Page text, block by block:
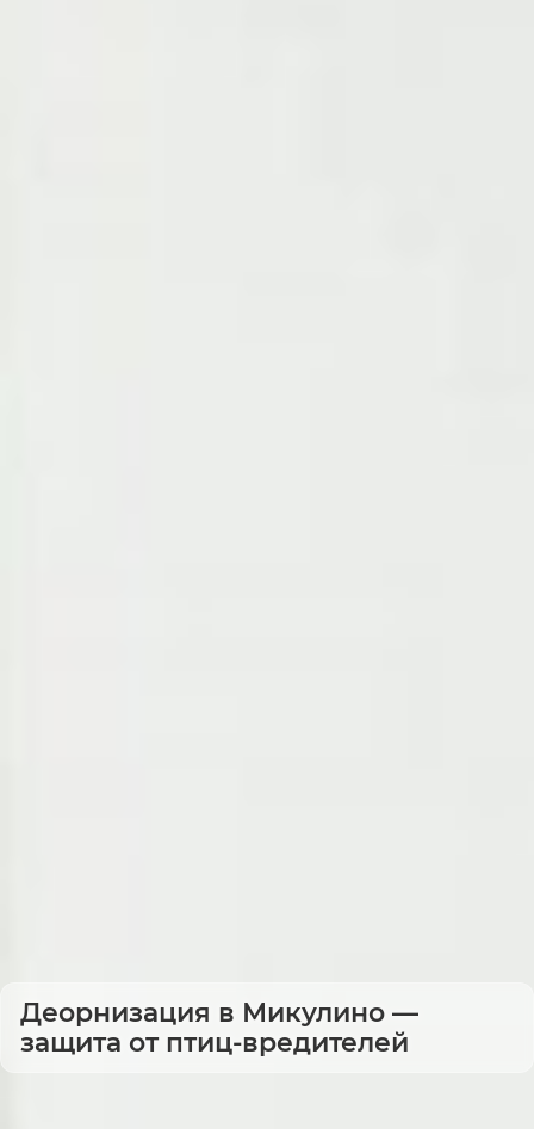
Деорнизация в Микулино —
защита от птиц-вредителей